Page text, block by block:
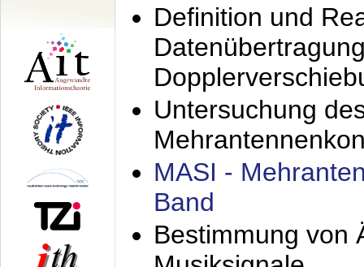
Definition und
Untersuchung
MASI -
Band
Bestimmung von